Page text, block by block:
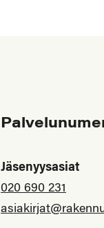
Jäsenyysasiat
020 690 231